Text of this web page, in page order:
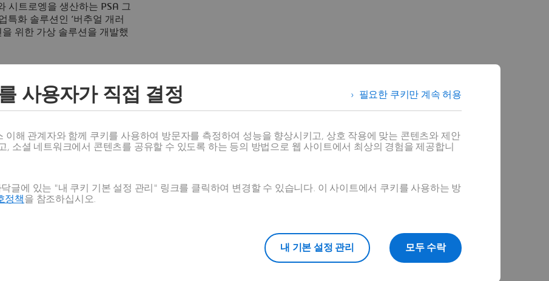
시트로엥을 생산하는 PSA 그
특화 솔루션인 ‘버추얼 개러
위한 가상 솔루션을 개발했
동차 ‘ DS 3
’의 새로운 모델을
Vive)헤드셋과 조이스틱
는 것은 물론 차 색상과 루프,
CAD데이터를 제품 판매 및
기획
어 기술 등에서도 다양하게
필요한 쿠키만 계속 허용
사용자가 직접 결정
이해 관계자와 함께 쿠키를 사용하여 방문자를 측정하여 성능을 향상시키고, 상호 작용에 맞는 콘텐츠와 제안
, 소셜 네트워크에서 콘텐츠를 공유할 수 있도록 하는 등의 방법으로 웹 사이트에서 최상의 경험을 제공합니
글에 있는 "내 쿠키 기본 설정 관리" 링크를 클릭하여 변경할 수 있습니다. 이 사이트에서 쿠키를 사용하는 방
정책을 참조하십시오.
모두 수락
내 기본 설정 관리